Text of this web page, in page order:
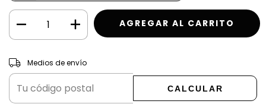
Entregas para el CP:
Medios de envío
CALCULAR